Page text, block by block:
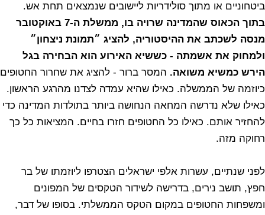
ביטחוניים או מתוך סולידריות ליישובים שנמצאים תחת אש.
בתוך הכאוס שהמדינה שרויה בו, ממשלת ה-7 באוקטובר
מנסה לשכתב את ההיסטוריה, להציג ״תמונת ניצחון״
ולמחוק את אשמתה - כששיא האירוע הוא הבחירה בגל
הירש כמשיא משואה. המסר ברור - להציג את שחרור החטופים
כיוזמה של הממשלה. כאילו שהיא עמדה לצדנו מהרגע הראשון.
כאילו שלא נדרשה המחאה הנחושה ביותר בתולדות המדינה כדי
להחזיר אותם. כאילו כל החטופים חזרו בחיים. המציאות כל כך
רחוקה מזה.
לפני שנתיים, עשרות אלפי ישראלים הצטרפו ליוזמתו של בר
חפץ, תושב נירים, בדרישה לשידור הטקסים של המפונים
ומשפחות החטופים במקום הטקס הממשלתי. בסופו של דבר,